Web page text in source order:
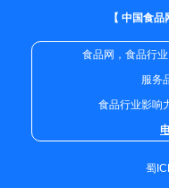
【 中国食
食品网，食品行
服务
食品行业影响
蜀